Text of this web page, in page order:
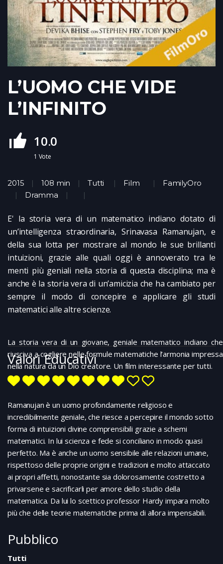
L’UOMO CHE VIDE
L’INFINITO
10.0
1 Vote
2015 108 min Tutti Film
FamilyOro
Dramma
E' la storia vera di un matematico indiano dotato di
un’intelligenza straordinaria, Srinavasa Ramanujan, e
della sua lotta per mostrare al mondo le sue brillanti
intuizioni, grazie alle quali oggi è annoverato tra le
menti più geniali nella storia di questa disciplina; ma è
anche è la storia vera di un’amicizia che ha cambiato per
sempre il modo di concepire e applicare gli studi
matematici alle altre scienze.
La storia vera di un giovane, geniale matematico indiano che
riusciva a cogliere nelle formule matematiche l’armonia impressa
nella natura da un Dio creatore. Un film interessante per tutti.
Valori Educativi
Ramanujan è un uomo profondamente religioso e
incredibilmente geniale, che riesce a percepire il mondo sotto
forma di intuizioni divine comprensibili grazie a schemi
matematici. In lui scienza e fede si conciliano in modo quasi
perfetto. Ma è anche un uomo sensibile alle relazioni umane,
rispettoso delle proprie origini e tradizioni e molto attaccato
ai propri affetti, nonostante sia dolorosamente costretto a
privarsene e sacrificarli per amore dello studio della
matematica. Da lui lo scettico professor Hardy impara molto
più che delle teorie matematiche prima di allora impensabili.
Pubblico
Tutti